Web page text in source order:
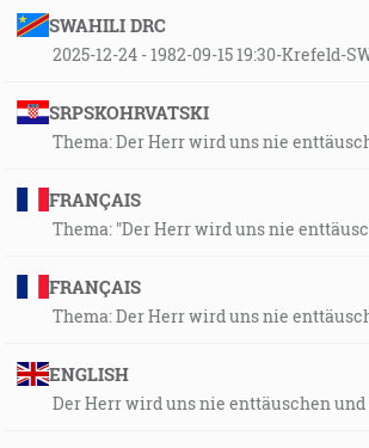
SWAHILI DRC
2025-12-24 - 1982-09-15 19:30-Krefeld-
SRPSKOHRVATSKI
Thema: Der Herr wird uns nie
FRANÇAIS
Thema: "Der Herr wird uns nie
FRANÇAIS
Thema: Der Herr wird uns nie
ENGLISH
Der Herr wird uns nie enttäuschen